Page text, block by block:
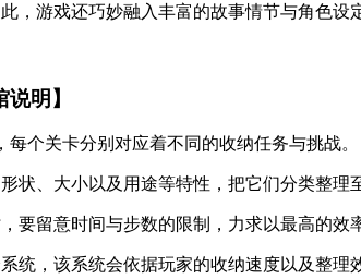
，游戏还巧妙融入丰富的故事情节与角色
明】
每个关卡分别对应着不同的收纳任务与挑战。
状、大小以及用途等特性，把它们分类整理
要留意时间与步数的限制，力求以最高的效
统，该系统会依据玩家的收纳速度以及整理